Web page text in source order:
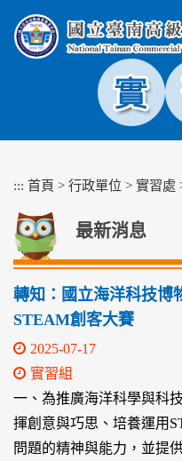
塊
::: 首頁 > 行政單位 > 實習處
最新消息
轉知：國立海洋科技博
STEAM創客大賽
2025-07-17
實習組
一、為推廣海洋科學與科
揮創意與巧思、培養運用
問題的精神與能力，並提